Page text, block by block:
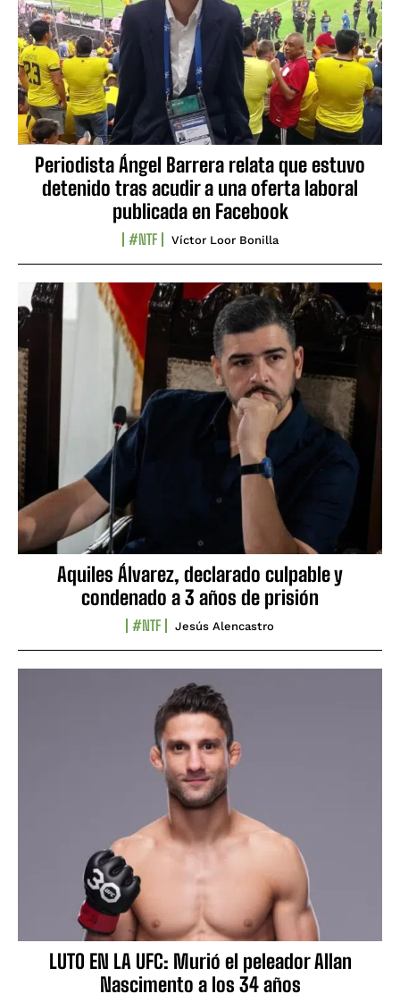
Periodista Ángel Barrera relata que estuvo
detenido tras acudir a una oferta laboral
publicada en Facebook
#NTF Víctor Loor Bonilla
Aquiles Álvarez, declarado culpable y
condenado a 3 años de prisión
#NTF Jesús Alencastro
LUTO EN LA UFC: Murió el peleador Allan
Nascimento a los 34 años